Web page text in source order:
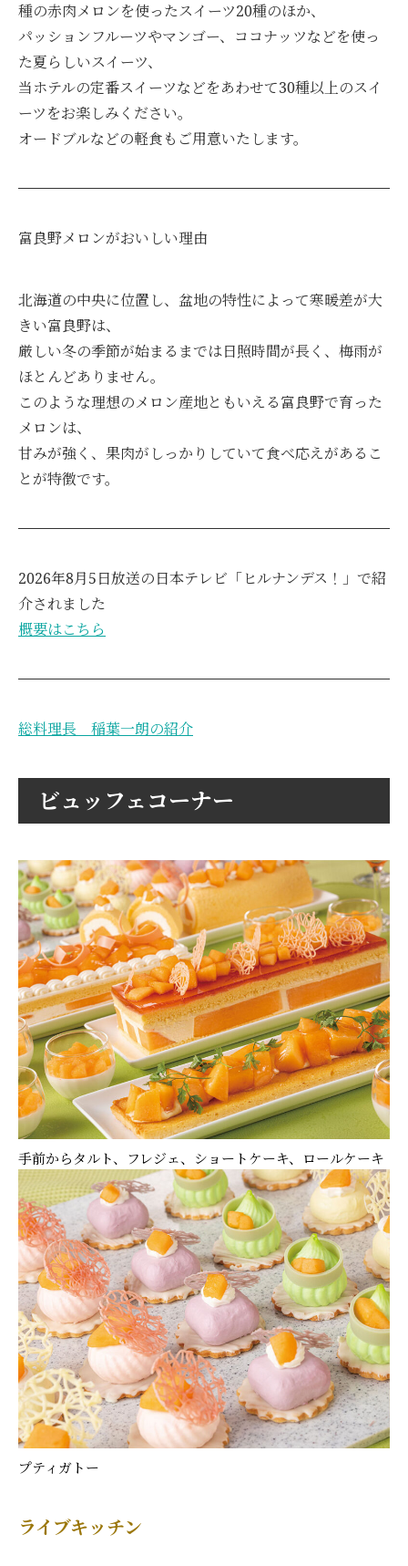
種の赤肉メロンを使ったスイーツ20種のほか、
パッションフルーツやマンゴー、ココナッツなどを使っ
た夏らしいスイーツ、
当ホテルの定番スイーツなどをあわせて30種以上のスイ
ーツをお楽しみください。
オードブルなどの軽食もご用意いたします。
富良野メロンがおいしい理由
北海道の中央に位置し、盆地の特性によって寒暖差が大
きい富良野は、
厳しい冬の季節が始まるまでは日照時間が長く、梅雨が
ほとんどありません。
このような理想のメロン産地ともいえる富良野で育った
メロンは、
甘みが強く、果肉がしっかりしていて食べ応えがあるこ
とが特徴です。
2026年8月5日放送の日本テレビ「ヒルナンデス！」で紹
介されました
概要はこちら
総料理長 稲葉一朗の紹介
ビュッフェコーナー
手前からタルト、フレジェ、ショートケーキ、ロールケーキ
プティガトー
ライブキッチン